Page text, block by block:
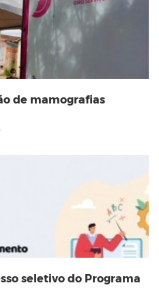
de mamografias
seletivo do Programa